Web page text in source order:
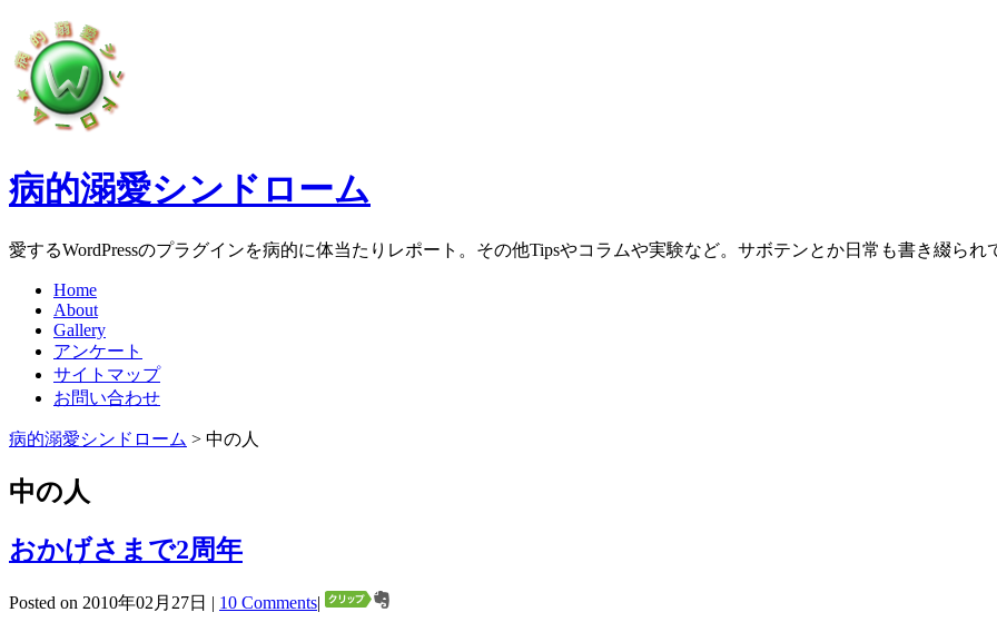
病的溺愛シンドローム
愛するWordPressのプラグインを病的に体当たりレポート。その他Tipsやコラムや実験など。サボテンとか日常も書き綴られ
Home
About
Gallery
アンケート
サイトマップ
お問い合わせ
病的溺愛シンドローム > 中の人
中の人
おかげさまで2周年
Posted on 2010年02月27日 | 10 Comments|